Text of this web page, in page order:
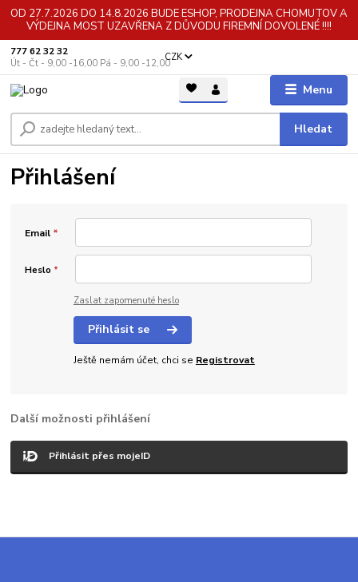
OD 27.7.2026 DO 14.8.2026 BUDE ESHOP, PRODEJNA CHOMUTOV A
VÝDEJNA MOST UZAVŘENA Z DŮVODU FIREMNÍ DOVOLENÉ !!!!
Menu
CZK
Hledat
777 62 32 32
Út - Čt - 9,00 -16,00 Pá - 9,00 -12,00
Přihlášení
Email *
Heslo *
Zaslat zapomenuté heslo
Přihlásit se
Ještě nemám účet, chci se Registrovat
Další možnosti přihlášení
Přihlásit přes mojeID